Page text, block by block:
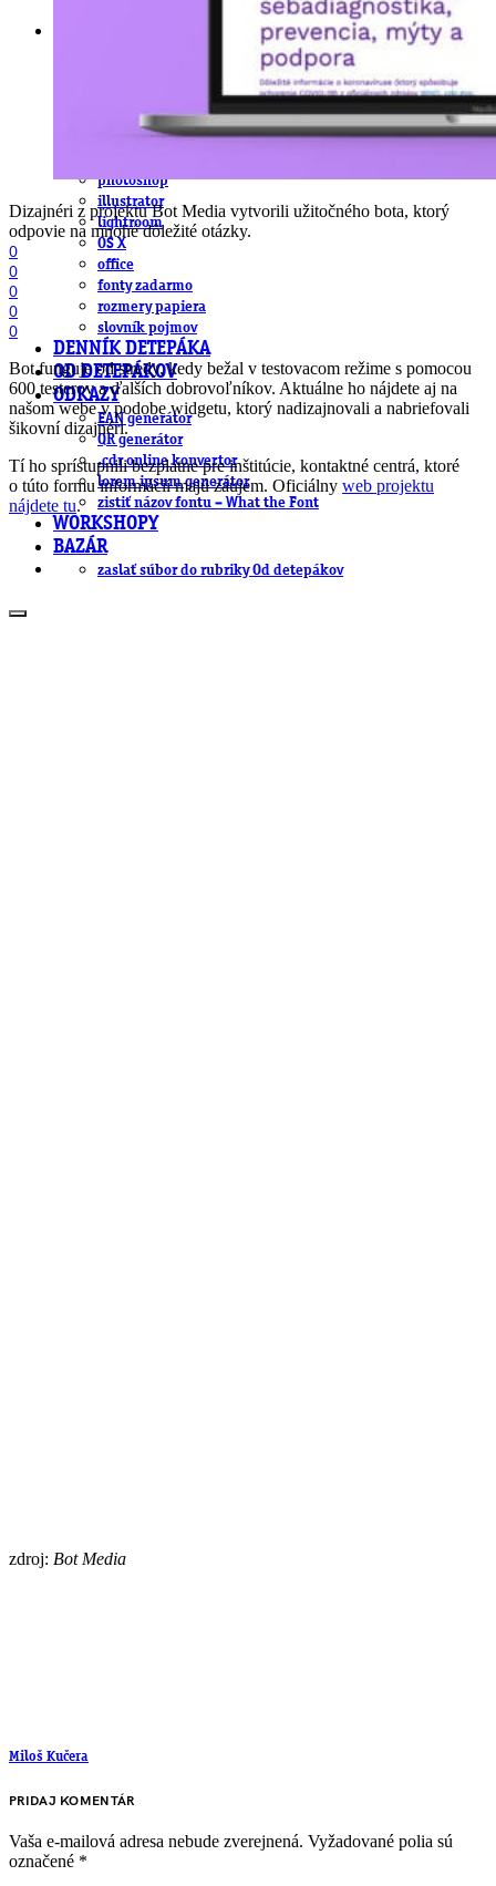
pdf, ps, acrobat, distiller
fonty, písmo, typografia
farby a color management návody
photoshop
illustrator
lightroom
OS X
office
fonty zadarmo
rozmery papiera
slovník pojmov
DENNÍK DETEPÁKA
OD DETEPÁKOV
ODKAZY
EAN generátor
QR generátor
.cdr online konvertor
lorem ipsum generátor
zistiť názov fontu – What the Font
WORKSHOPY
BAZÁR
zaslať súbor do rubriky Od detepákov
Dizajnéri z projektu Bot Media vytvorili užitočného bota, ktorý
odpovie na mnohé dôležité otázky.
0
0
0
0
0
Bot funguje od stredy, kedy bežal v testovacom režime s pomocou
600 testerov a ďalších dobrovoľníkov. Aktuálne ho nájdete aj na
našom webe v podobe widgetu, ktorý nadizajnovali a nabriefovali
šikovní dizajnéri.
Tí ho sprístupnili bezplatne pre inštitúcie, kontaktné centrá, ktoré
o túto formu informácií majú záujem. Oficiálny web projektu
nájdete tu.
zdroj: Bot Media
Miloš Kučera
PRIDAJ KOMENTÁR
Vaša e-mailová adresa nebude zverejnená. Vyžadované polia sú
označené *